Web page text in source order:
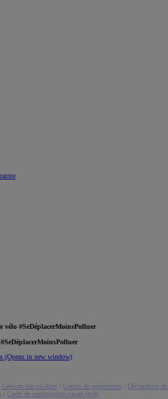
vélo #SeDéplacerMoinsPolluer
(Opens in new window)
Gestion des cookies Centre de préférences
Déclaration de
Code de conduitedownload (pdf(